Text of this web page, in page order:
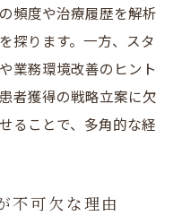
頻度や治療履歴を解析
探ります。一方、スタ
業務環境改善のヒント
者獲得の戦略立案に欠
ることで、多角的な経
不可欠な理由